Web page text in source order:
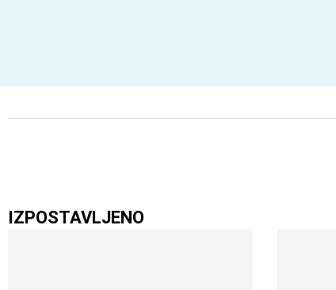
IZPOSTAVLJENO